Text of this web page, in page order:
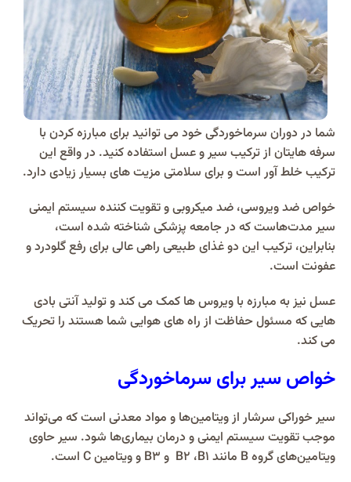
شما در دوران سرماخوردگی خود می توانید برای مبارزه کردن با
سرفه هایتان از ترکیب سیر و عسل استفاده کنید. در واقع این
ترکیب خلط آور است و برای سلامتی مزیت های بسیار زیادی دارد.
خواص ضد ویروسی، ضد میکروبی و تقویت کننده سیستم ایمنی
سیر مدت‌هاست که در جامعه پزشکی شناخته شده است،
بنابراین، ترکیب این دو غذای طبیعی راهی عالی برای رفع گلودرد و
عفونت است.
عسل نیز به مبارزه با ویروس ها کمک می کند و تولید آنتی بادی
هایی که مسئول حفاظت از راه های هوایی شما هستند را تحریک
می کند.
خواص سیر برای سرماخوردگی
سیر خوراکی سرشار از ویتامین‌ها و مواد معدنی است که می‌تواند
موجب تقویت سیستم ایمنی و درمان بیماری‌ها شود. سیر حاوی
ویتامین‌های گروهB مانند B1، B2 و B3 و ویتامینC است.